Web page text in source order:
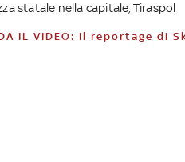
statale nella capitale, Tiraspol
IL VIDEO: Il reportage di